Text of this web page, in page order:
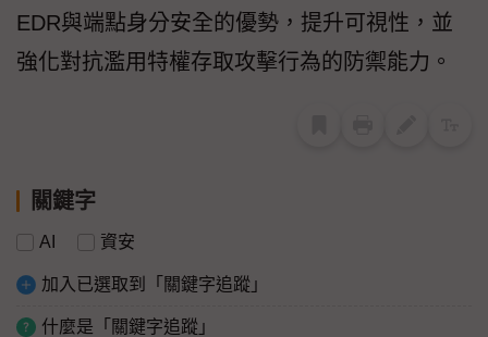
EDR與端點身分安全的優勢，提升可視性，並
強化對抗濫用特權存取攻擊行為的防禦能力。
關鍵字
AI 資安
加入已選取到「關鍵字追蹤」
什麼是「關鍵字追蹤」